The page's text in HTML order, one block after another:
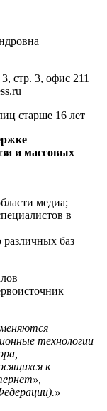
стр. 3, офис 211
старше 16 лет
и массовых
медиа;
в
различных баз
технологии
к